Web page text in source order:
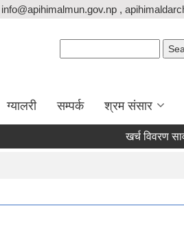
info@apihimalmun.gov.np ,
ग्यालरी सम्पर्क श्रम संसार
खर्च विवरण